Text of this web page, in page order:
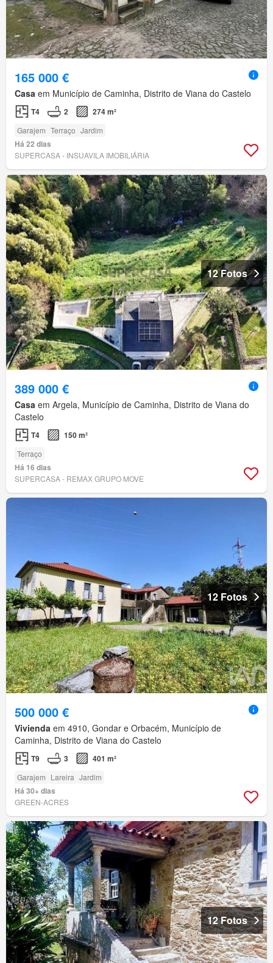
165 000 €
Casa em Município de Caminha, Distrito de Viana do Castelo
T4 2 274 m²
Garajem Terraço Jardim
Há 22 dias
SUPERCASA - INSUAVILA IMOBILIÁRIA
12 Fotos
389 000 €
Casa em Argela, Município de Caminha, Distrito de Viana do
Castelo
T4 150 m²
Terraço
Há 16 dias
SUPERCASA - REMAX GRUPO MOVE
12 Fotos
500 000 €
Vivienda em 4910, Gondar e Orbacém, Município de
Caminha, Distrito de Viana do Castelo
T9 3 401 m²
Garajem Lareira Jardim
Há 30+ dias
GREEN-ACRES
12 Fotos